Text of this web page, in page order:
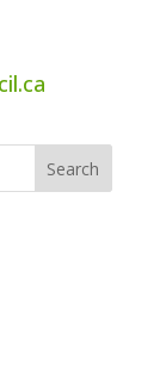
Search